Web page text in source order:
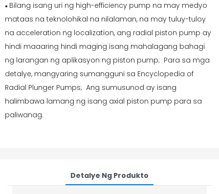
● Bilang isang uri ng high-efficiency pump na may medyo
mataas na teknolohikal na nilalaman, na may tuluy-tuloy
na acceleration ng localization, ang radial piston pump ay
hindi maaaring hindi maging isang mahalagang bahagi
ng larangan ng aplikasyon ng piston pump; Para sa mga
detalye, mangyaring sumangguni sa Encyclopedia of
Radial Plunger Pumps; Ang sumusunod ay isang
halimbawa lamang ng isang axial piston pump para sa
paliwanag.
Detalye Ng Produkto